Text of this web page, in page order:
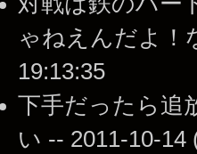
ゃねえんだよ！
19:13:35
下手だったら追
い -- 2011-10-14